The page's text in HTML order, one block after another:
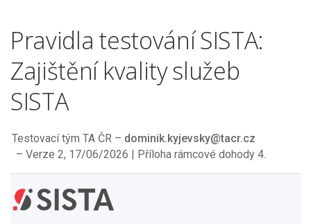
Pravidla testování SISTA:
Zajištění kvality služeb
SISTA
Testovací tým TA ČR
dominik.kyjevsky@tacr.cz
Verze 2, 17/06/2026 Příloha rámcové dohody 4.